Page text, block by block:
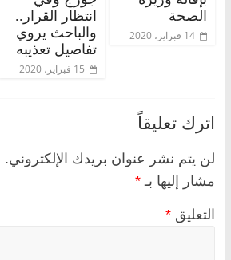
الصحة
14 فبراير، 2020
انتظار القرار..
والباحث يروي
تفاصيل تعذيبه
15 فبراير، 2020
اترك تعليقاً
لن يتم نشر عنوان بريدك الإلكتروني.
مشار إليها بـ *
التعليق *